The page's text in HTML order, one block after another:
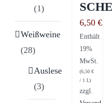
6,50€
Enthält
19%
MwSt.
(6,50€
/ 1 L)
zzgl.
(1)
Weißweine
(28)
Auslese
(3)